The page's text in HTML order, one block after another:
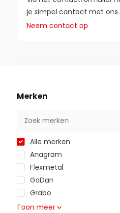
je simpel contact met ons
Neem contact op
Merken
Alle merken
Anagram
Flexmetal
GoDan
Grabo
Toon meer